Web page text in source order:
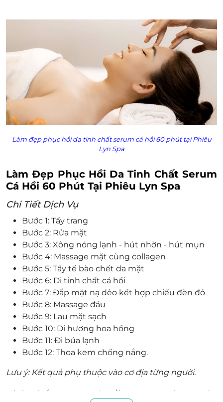
Làm đẹp phục hồi da tinh chất serum cá hồi 60 phúttại Phiêu
Lyn Spa
Làm Đẹp Phục Hồi Da Tinh Chất Serum
Cá Hồi 60 Phút Tại Phiêu Lyn Spa
Chi Tiết Dịch Vụ
Bước 1: Tẩy trang
Bước 2: Rửa mặt
Bước 3: Xông nóng lạnh - hút nhờn - hút mụn
Bước 4: Massage mặt cùng collagen
Bước 5: Tẩy tế bào chết da mặt
Bước 6: Di tinh chất cá hồi
Bước 7: Đắp mặt nạ dẻo kết hợp chiếu đèn đỏ
Bước 8: Massage đầu
Bước 9: Lau mặt sạch
Bước 10: Di hương hoa hồng
Bước 11: Đi búa lạnh
Bước 12: Thoa kem chống nắng.
Lưu ý: Kết quả phụ thuộc vào cơ địa từng người.
Tinh Chất Serum Cá Hồi - Sự Lựa Chọn Hoàn